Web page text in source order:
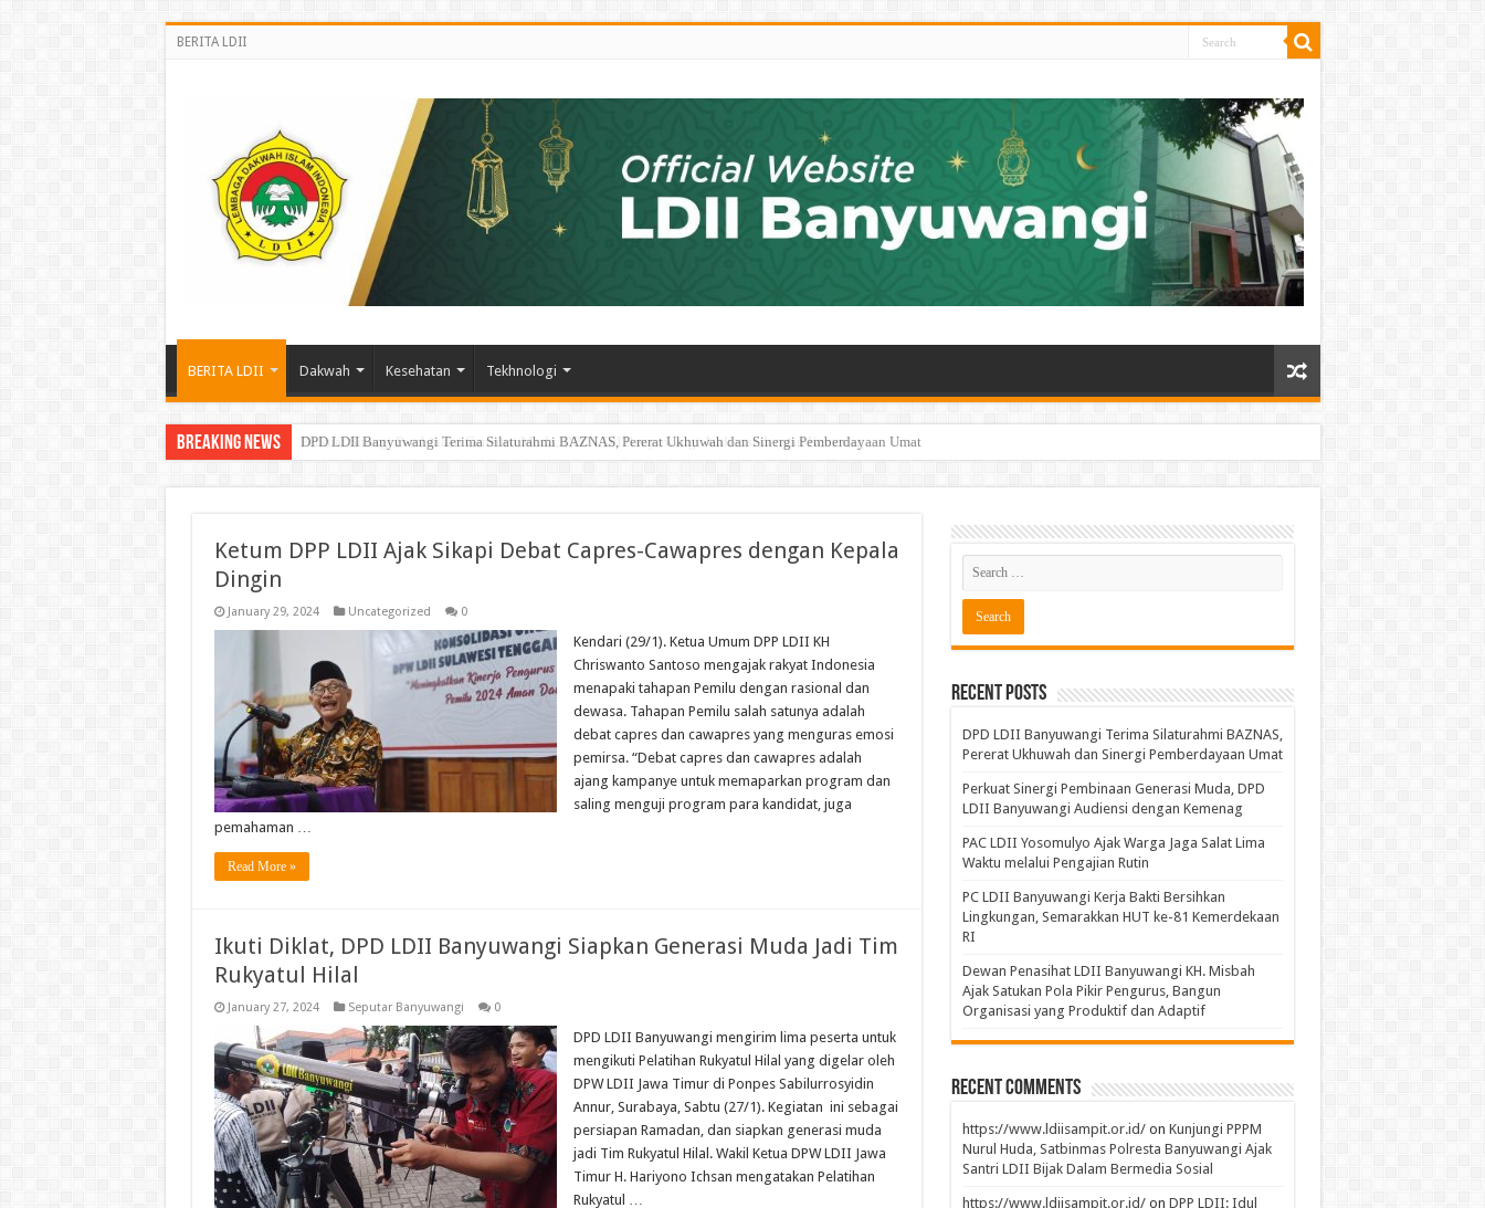
BERITA LDII
BERITA LDII Dakwah Kesehatan Tekhnologi
Breaking News Perkuat Sinergi Pembinaan Generasi Muda, DPD LDII Banyuwangi Audiensi dengan Kemenag
Ketum DPP LDII Ajak Sikapi Debat Capres-Cawapres dengan Kepala
Dingin
January 29, 2024 Uncategorized 0
Kendari (29/1). Ketua Umum DPP LDII KH
Chriswanto Santoso mengajak rakyat Indonesia
menapaki tahapan Pemilu dengan rasional dan
dewasa. Tahapan Pemilu salah satunya adalah
debat capres dan cawapres yang menguras emosi
pemirsa. “Debat capres dan cawapres adalah
ajang kampanye untuk memaparkan program dan
saling menguji program para kandidat, juga
pemahaman …
Read More »
Ikuti Diklat, DPD LDII Banyuwangi Siapkan Generasi Muda Jadi Tim
Rukyatul Hilal
January 27, 2024 Seputar Banyuwangi 0
DPD LDII Banyuwangi mengirim lima peserta untuk
mengikuti Pelatihan Rukyatul Hilal yang digelar oleh
DPW LDII Jawa Timur di Ponpes Sabilurrosyidin
Annur, Surabaya, Sabtu (27/1). Kegiatan ini sebagai
persiapan Ramadan, dan siapkan generasi muda
jadi Tim Rukyatul Hilal. Wakil Ketua DPW LDII Jawa
Timur H. Hariyono Ichsan mengatakan Pelatihan
Rukyatul …
Recent Posts
DPD LDII Banyuwangi Terima Silaturahmi BAZNAS,
Pererat Ukhuwah dan Sinergi Pemberdayaan Umat
Perkuat Sinergi Pembinaan Generasi Muda, DPD
LDII Banyuwangi Audiensi dengan Kemenag
PAC LDII Yosomulyo Ajak Warga Jaga Salat Lima
Waktu melalui Pengajian Rutin
PC LDII Banyuwangi Kerja Bakti Bersihkan
Lingkungan, Semarakkan HUT ke-81 Kemerdekaan
RI
Dewan Penasihat LDII Banyuwangi KH. Misbah
Ajak Satukan Pola Pikir Pengurus, Bangun
Organisasi yang Produktif dan Adaptif
Recent Comments
https://www.ldiisampit.or.id/on Kunjungi PPPM
Nurul Huda, Satbinmas Polresta Banyuwangi Ajak
Santri LDII Bijak Dalam Bermedia Sosial
https://www.ldiisampit.or.id/on DPP LDII: Idul